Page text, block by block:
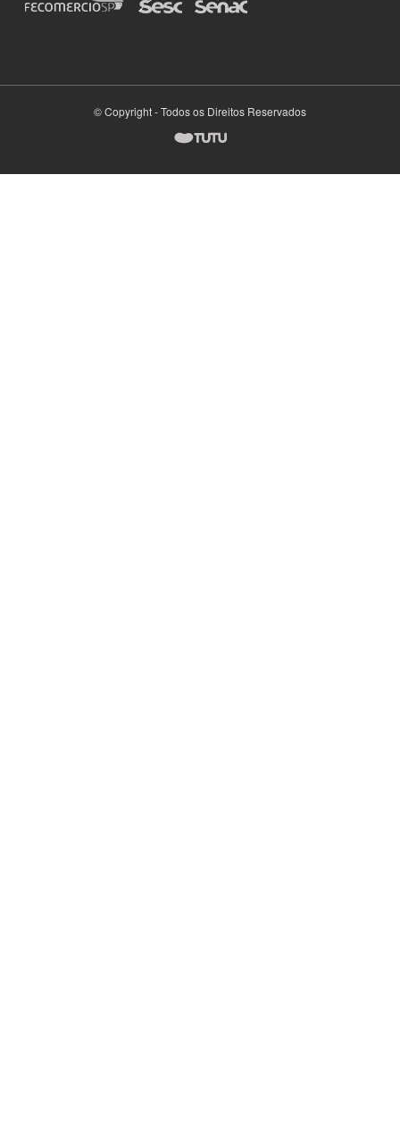
© Copyright - Todos os Direitos Reservados